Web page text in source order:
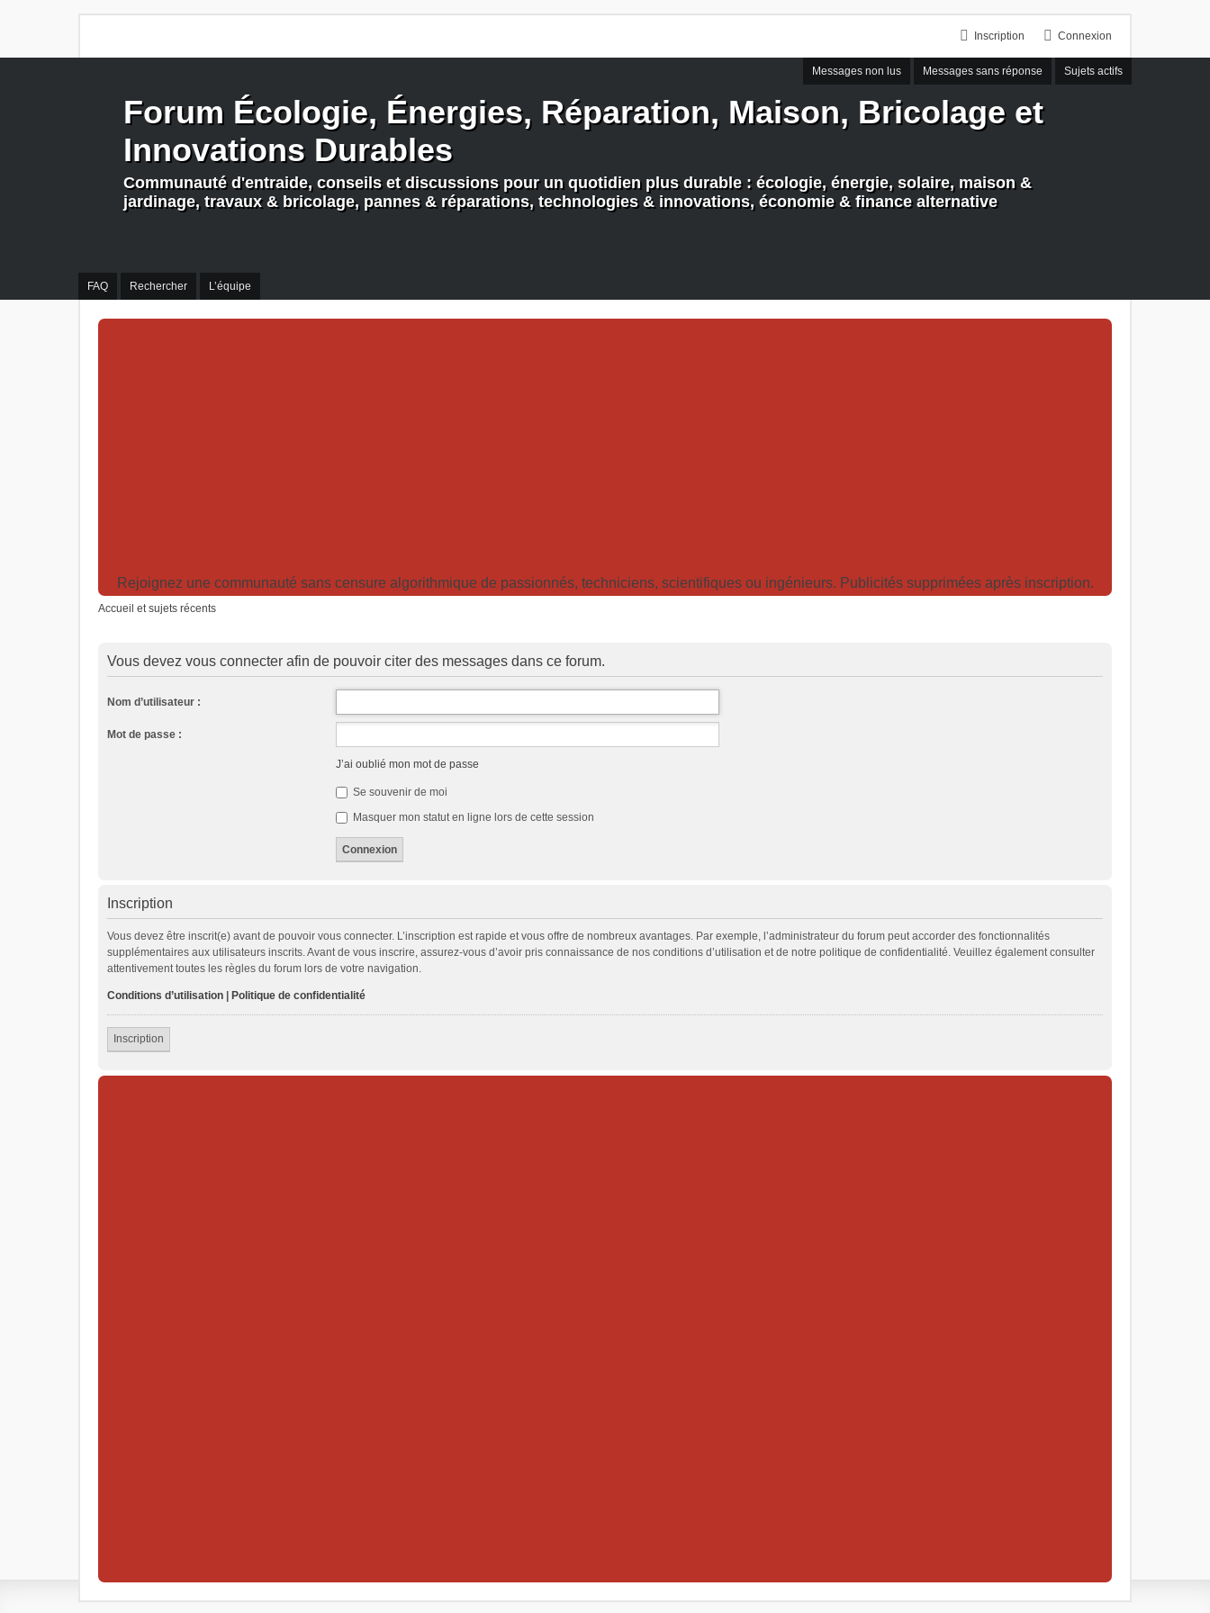
Connexion
Inscription
Messages non lus Messages sans réponse Sujets actifs
FAQ Rechercher L’équipe
Forum Écologie, Énergies, Réparation, Maison, Bricolage et
Innovations Durables
Communauté d'entraide, conseils et discussions pour un quotidien plus durable : écologie, énergie, solaire, maison &
jardinage, travaux & bricolage, pannes & réparations, technologies & innovations, économie & finance alternative
Rejoignez une communauté sans censure algorithmique de passionnés, techniciens, scientifiques ou ingénieurs. Publicités supprimées après inscription.
Accueil et sujets récents
Vous devez vous connecter afin de pouvoir citer des messages dans ce forum.
Nom d’utilisateur :
Mot de passe :
J’ai oublié mon mot de passe
Se souvenir de moi
Masquer mon statut en ligne lors de cette session
Inscription
Vous devez être inscrit(e) avant de pouvoir vous connecter. L’inscription est rapide et vous offre de nombreux avantages. Par exemple, l’administrateur du forum peut accorder des fonctionnalités
supplémentaires aux utilisateurs inscrits. Avant de vous inscrire, assurez-vous d’avoir pris connaissance de nos conditions d’utilisation et de notre politique de confidentialité. Veuillez également consulter
attentivement toutes les règles du forum lors de votre navigation.
Conditions d’utilisation Politique de confidentialité
Inscription